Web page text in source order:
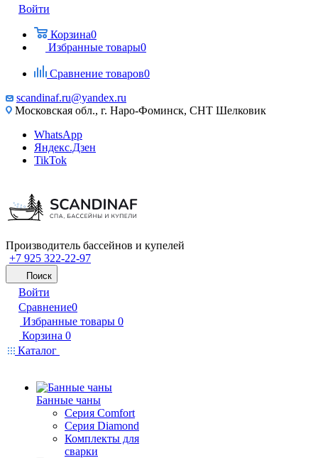
Войти
Корзина0
Избранные товары0
Сравнение товаров0
scandinaf.ru@yandex.ru
Московская обл., г. Наро-Фоминск, СНТ Шелковик
WhatsApp
Яндекс.Дзен
TikTok
Производитель бассейнов и купелей
+7 925 322-22-97
Поиск
Войти
Сравнение0
Избранные товары 0
Корзина 0
Каталог
Банные чаны
Серия Comfort
Серия Diamond
Комплекты для
сварки